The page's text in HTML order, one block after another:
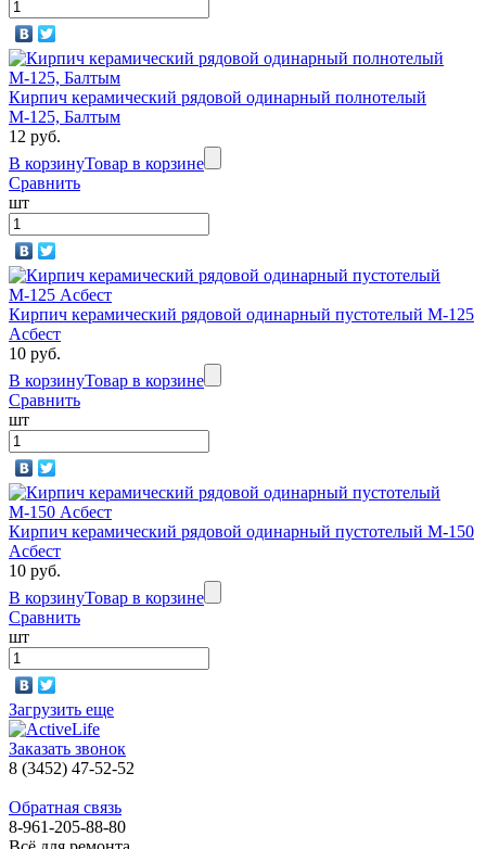
Кирпич керамический рядовой одинарный полнотелый
М-125, Балтым
12 руб.
В корзинуТовар в корзине
Сравнить
шт
Кирпич керамический рядовой одинарный пустотелый М-125
Асбест
10 руб.
В корзинуТовар в корзине
Сравнить
шт
Кирпич керамический рядовой одинарный пустотелый М-150
Асбест
10 руб.
В корзинуТовар в корзине
Сравнить
шт
Загрузить еще
Заказать звонок
8 (3452) 47-52-52
Обратная связь
8-961-205-88-80